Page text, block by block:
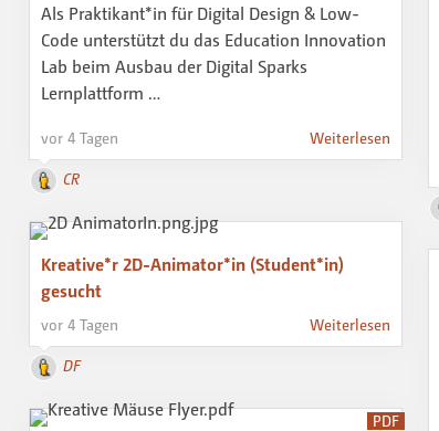
Als Praktikant*in für Digital Design & Low-
Code unterstützt du das Education Innovation
Lab beim Ausbau der Digital Sparks
Lernplattform …
vor 4 Tagen Weiterlesen
CR
Kreative*r 2D-Animator*in (Student*in)
gesucht
vor 4 Tagen Weiterlesen
DF
PDF